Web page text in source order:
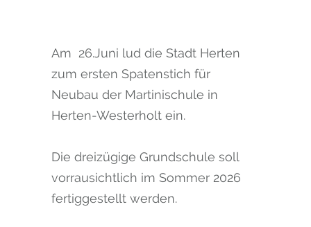
Am 26.Juni lud die Stadt Herten
zum ersten Spatenstich für
Neubau der Martinischule in
Herten-Westerholt ein.
Die dreizügige Grundschule soll
vorrausichtlich im Sommer 2026
fertiggestellt werden.